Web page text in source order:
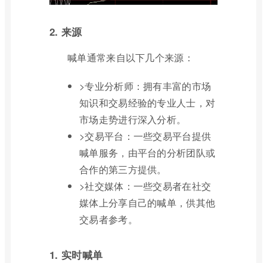
2. 来源
喊单通常来自以下几个来源：
>专业分析师：拥有丰富的市场
知识和交易经验的专业人士，对
市场走势进行深入分析。
>交易平台：一些交易平台提供
喊单服务，由平台的分析团队或
合作的第三方提供。
>社交媒体：一些交易者在社交
媒体上分享自己的喊单，供其他
交易者参考。
1. 实时喊单